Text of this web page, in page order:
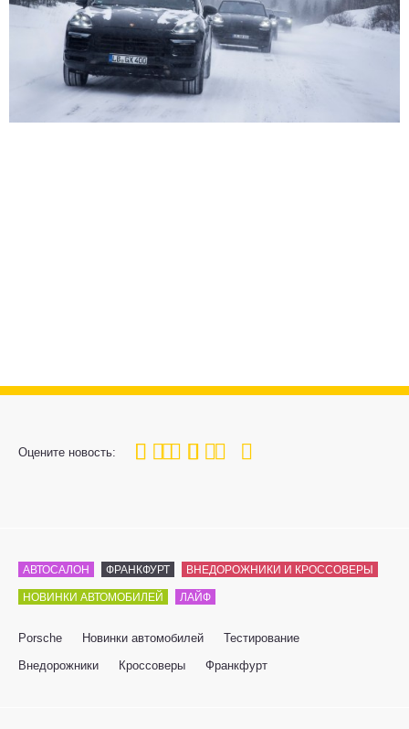
Оцените новость:
100
1 3 4 5
АВТОСАЛОН ФРАНКФУРТ ВНЕДОРОЖНИКИ И КРОССОВЕРЫ
НОВИНКИ АВТОМОБИЛЕЙ ЛАЙФ
Porsche Новинки автомобилей
Тестирование
Внедорожники
Кроссоверы Франкфурт